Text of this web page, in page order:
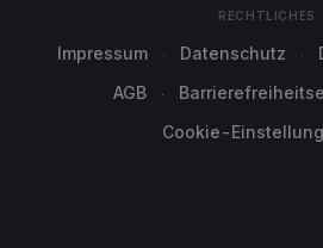
RECHTLICHES
Impressum Datenschutz
AGB
Cookie-